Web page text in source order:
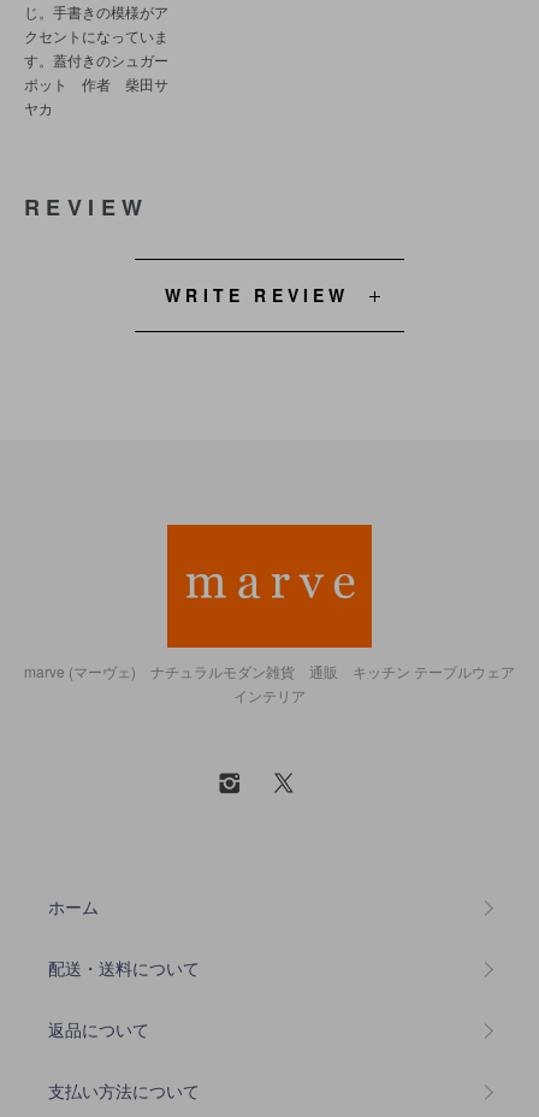
じ。手書きの模様がア
クセントになっていま
す。蓋付きのシュガー
ポット 作者 柴田サ
ヤカ
REVIEW
WRITE REVIEW
marve (マーヴェ) ナチュラルモダン雑貨 通販 キッチン テーブルウェア
インテリア
ホーム
配送・送料について
返品について
支払い方法について